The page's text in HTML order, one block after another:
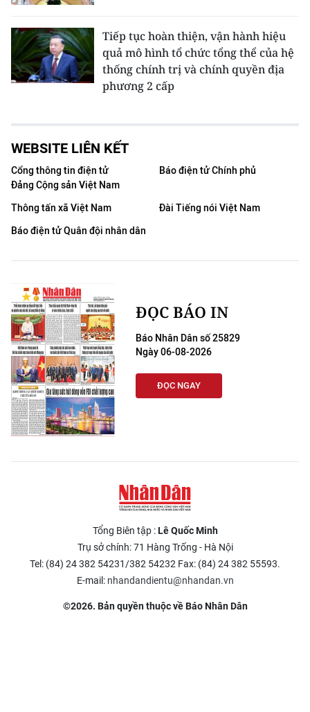
Tiếp tục hoàn thiện, vận hành hiệu
quả mô hình tổ chức tổng thể của hệ
thống chính trị và chính quyền địa
phương 2 cấp
WEBSITE LIÊN KẾT
Cổng thông tin điện tử
Đảng Cộng sản Việt Nam
Báo điện tử Chính phủ
Thông tấn xã Việt Nam
Đài Tiếng nói Việt Nam
Báo điện tử Quân đội nhân dân
ĐỌC BÁO IN
Báo Nhân Dân số 25829
Ngày 06-08-2026
ĐỌC NGAY
Tổng Biên tập :Lê Quốc Minh
Trụ sở chính: 71 Hàng Trống - Hà Nội
Tel: (84) 24 382 54231/382 54232 Fax: (84) 24 382 55593.
E-mail: nhandandientu@nhandan.vn
©2026. Bản quyền thuộc về Báo Nhân Dân